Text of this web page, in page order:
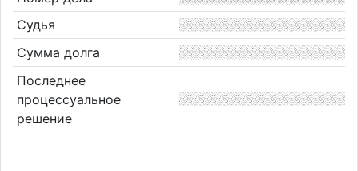
Судья
Сумма долга
Последнее
процессуальное
решение